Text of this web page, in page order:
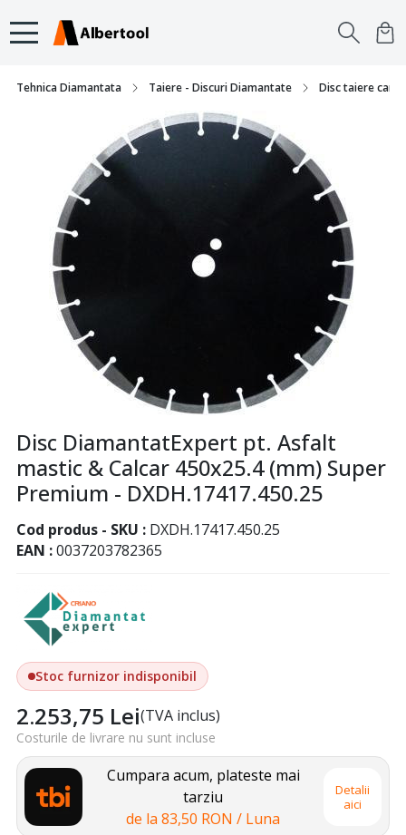
Tehnica Diamantata Taiere - Discuri Diamantate Disc taiere
Disc DiamantatExpert pt. Asfalt
mastic & Calcar 450x25.4 (mm) Super
Premium - DXDH.17417.450.25
Cod produs - SKU
DXDH.17417.450.25
EAN 0037203782365
Stoc furnizor indisponibil
2.253,75 Lei(TVA inclus)
Costurile de livrare nu sunt incluse
Cumpara acum, plateste mai
tarziu
de la 83,50 RON / Luna
Detalii
aici